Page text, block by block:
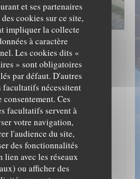
et ses partenaires
cookies sur ce site,
impliquer la collecte
à caractère
Les cookies dits «
» sont obligatoires
par défaut. D'autres
facultatifs nécessitent
consentement. Ces
facultatifs servent à
votre navigation,
l'audience du site,
des fonctionnalités
lien avec les réseaux
ou afficher des
pratiques
Cuisine
Savoyarde, Cuisine du marché
de restaurant
Restaurant Traditionnel
Services
Accès Wifi, Terrasse couverte
de paiement